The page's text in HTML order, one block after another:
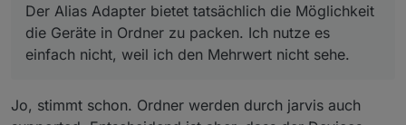
Der Alias Adapter bietet tatsächlich die Möglichkeit
die Geräte in Ordner zu packen. Ich nutze es
einfach nicht, weil ich den Mehrwert nicht sehe.
Jo, stimmt schon. Ordner werden durch jarvis auch